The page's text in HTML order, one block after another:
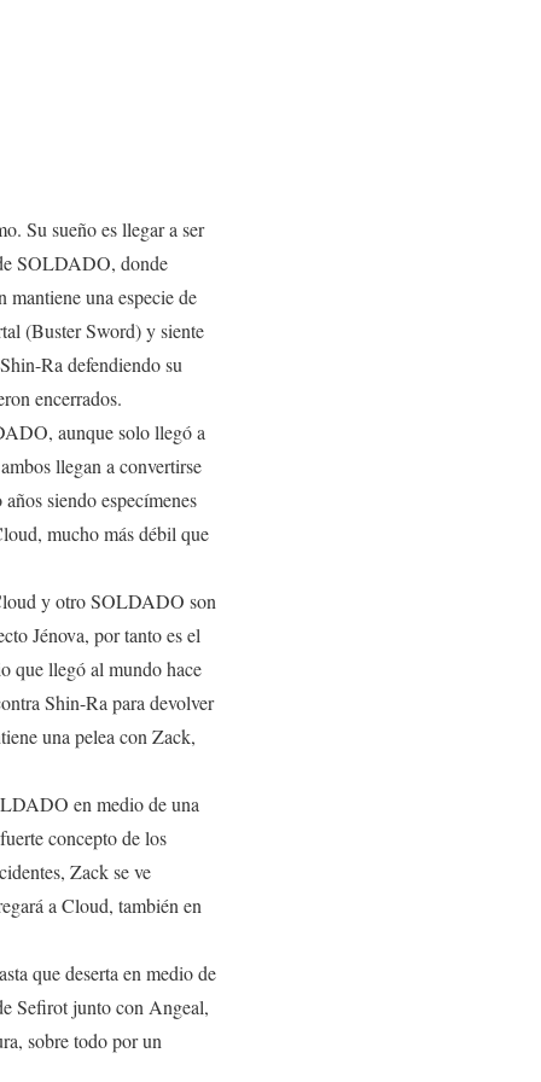
Su sueño es llegar a ser
SOLDADO, donde
una especie de
(Buster Sword) y siente
Ra defendiendo su
encerrados.
aunque solo llegó a
llegan a convertirse
siendo especímenes
mucho más débil que
y otro SOLDADO son
Jénova, por tanto es el
que llegó al mundo hace
Shin-Ra para devolver
una pelea con Zack,
en medio de una
concepto de los
Zack se ve
a Cloud, también en
que deserta en medio de
Sefirot junto con Angeal,
sobre todo por un